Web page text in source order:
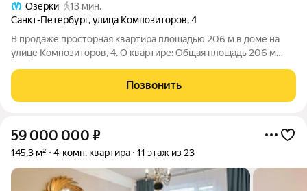
Озерки
13 мин.
Санкт-Петербург,улица Композиторов,4
В продаже просторная квартира площадью 206 м в доме на
улице Композиторов, 4. О квартире: Общая площадь 206 м
семейных ужинов и встреч с друзьями. Три отдельные
спальни, каждая с собственной
Позвонить
59 000 000 ₽
145,3 м² 4-комн. квартира 11 этаж из 23